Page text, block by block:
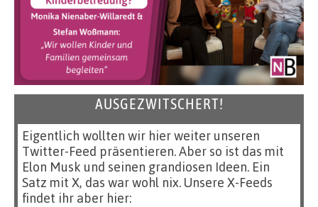
AUSGEZWITSCHERT!
Eigentlich wollten wir hier weiter unseren
Twitter-Feed präsentieren. Aber so ist das mit
Elon Musk und seinen grandiosen Ideen. Ein
Satz mit X, das war wohl nix. Unsere X-Feeds
findet ihr aber hier: